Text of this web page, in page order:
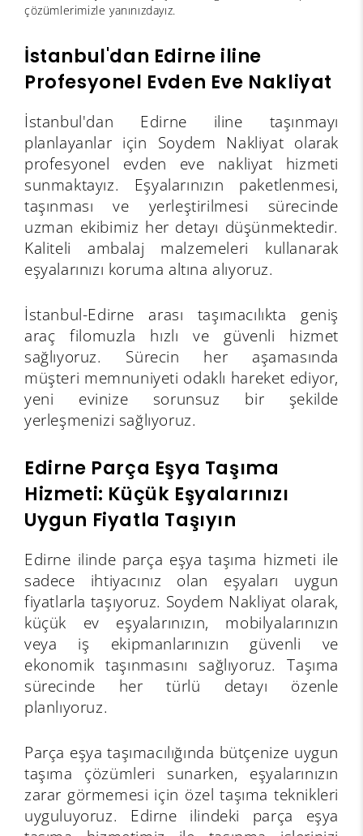
çözümlerimizle yanınızdayız.
İstanbul'dan Edirne iline
Profesyonel Evden Eve Nakliyat
İstanbul'dan Edirne iline taşınmayı
planlayanlar için Soydem Nakliyat olarak
profesyonel evden eve nakliyat hizmeti
sunmaktayız. Eşyalarınızın paketlenmesi,
taşınması ve yerleştirilmesi sürecinde
uzman ekibimiz her detayı düşünmektedir.
Kaliteli ambalaj malzemeleri kullanarak
eşyalarınızı koruma altına alıyoruz.
İstanbul-Edirne arası taşımacılıkta geniş
araç filomuzla hızlı ve güvenli hizmet
sağlıyoruz. Sürecin her aşamasında
müşteri memnuniyeti odaklı hareket ediyor,
yeni evinize sorunsuz bir şekilde
yerleşmenizi sağlıyoruz.
Edirne Parça Eşya Taşıma
Hizmeti: Küçük Eşyalarınızı
Uygun Fiyatla Taşıyın
Edirne ilinde parça eşya taşıma hizmeti ile
sadece ihtiyacınız olan eşyaları uygun
fiyatlarla taşıyoruz. Soydem Nakliyat olarak,
küçük ev eşyalarınızın, mobilyalarınızın
veya iş ekipmanlarınızın güvenli ve
ekonomik taşınmasını sağlıyoruz. Taşıma
sürecinde her türlü detayı özenle
planlıyoruz.
Parça eşya taşımacılığında bütçenize uygun
taşıma çözümleri sunarken, eşyalarınızın
zarar görmemesi için özel taşıma teknikleri
uyguluyoruz. Edirne ilindeki parça eşya